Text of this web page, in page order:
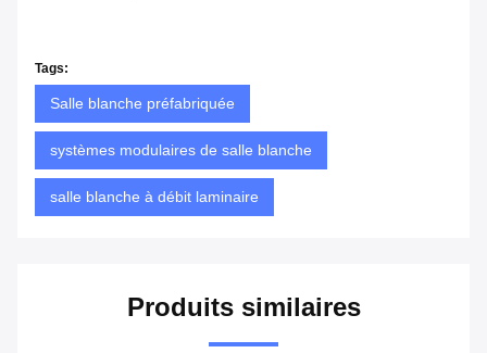
Tags:
Salle blanche préfabriquée
systèmes modulaires de salle blanche
salle blanche à débit laminaire
Produits similaires